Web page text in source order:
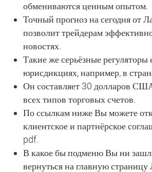
обмениваются ценным опытом.
Точный прогноз на сегодня от
позволит трейдерам
новостях.
Такие же серьёзные регуляторы
юрисдикциях, например, в
Он составляет 30 долларов
всех типов торговых счетов.
По ссылкам ниже Вы можете
клиентское и партнёрское
pdf.
В какое бы подменю Вы ни
вернуться на главную страницу